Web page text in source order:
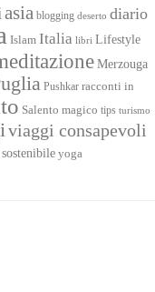
asia blogging deserto diario
Islam Italia libri Lifestyle
Merzouga
Pushkar racconti in
Salento magico tips turismo
viaggi consapevoli
yoga